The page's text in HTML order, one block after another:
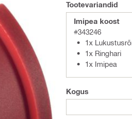
Tootevariandid
Imipea koost
#343246
1x
1x Ringhari
1x Imipea
Kogus